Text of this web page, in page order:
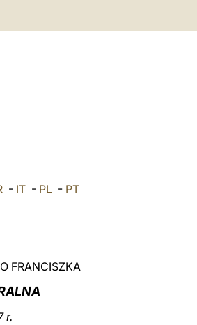
- IT- PL- PT
FRANCISZKA
r.